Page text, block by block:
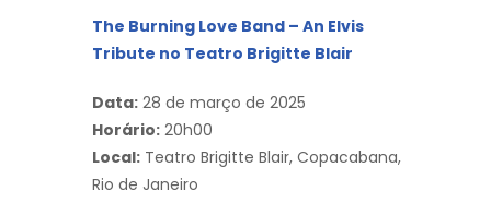
The Burning Love Band – An Elvis
Tribute no Teatro Brigitte Blair
Data: 28 de março de 2025
Horário: 20h00
Local: Teatro Brigitte Blair, Copacabana,
Rio de Janeiro